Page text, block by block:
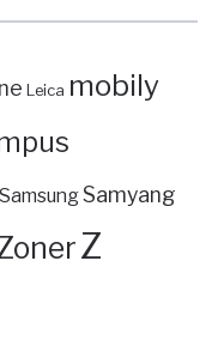
Leica mobily
SamsungSamyang
Z